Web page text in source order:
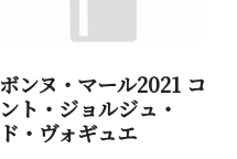
ボンヌ・マール2021 コ
ント・ジョルジュ・
ド・ヴォギュエ